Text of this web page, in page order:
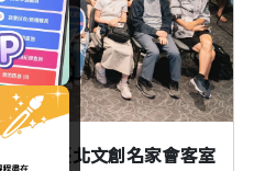
代？臺北文創名家會客室